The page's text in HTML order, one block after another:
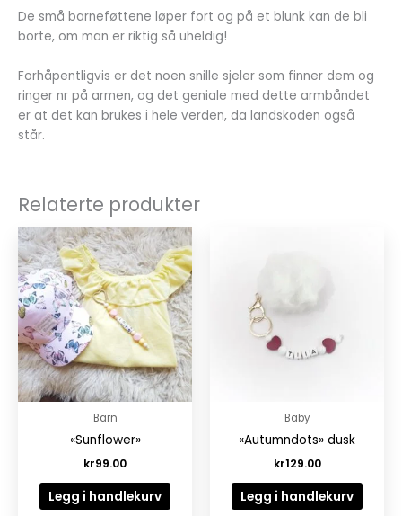
De små barneføttene løper fort og på et blunk kan de bli
borte, om man er riktig så uheldig!
Forhåpentligvis er det noen snille sjeler som finner dem og
ringer nr på armen, og det geniale med dette armbåndet
er at det kan brukes i hele verden, da landskoden også
står.
Relaterte produkter
Barn
«Sunflower»
kr99.00
Legg i handlekurv
Baby
«Autumndots» dusk
kr129.00
Legg i handlekurv